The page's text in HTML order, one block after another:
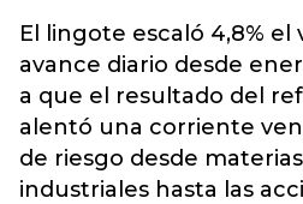
El lingote escaló 4,8% el
avance diario desde
a que el resultado del
alentó una corriente
de riesgo desde
industriales hasta las